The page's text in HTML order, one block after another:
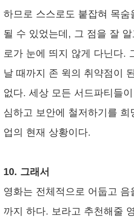
하므로 스스로도 붙잡혀 목숨
될 수 있었는데, 그 점을 잘
로가 눈에 띄지 않게 다닌다.
날 때까지 존 윅의 취약점이
없다. 세상 모든 서드파티들
심하고 보안에 철저하기를
업의 현재 상황이다.
10. 그래서
영화는 전체적으로 어둡고 음
까지 하다. 보라고 추천해줄